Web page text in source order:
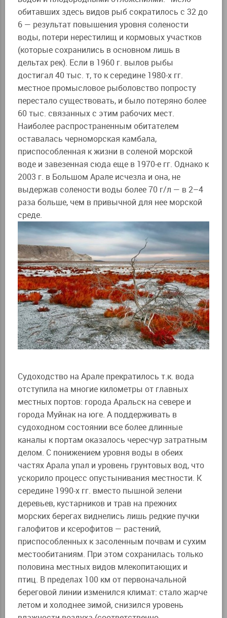
обитавших здесь видов рыб сократилось с 32 до
6 — результат повышения уровня солености
воды, потери нерестилищ и кормовых участков
(которые сохранились в основном лишь в
дельтах рек). Если в 1960 г. вылов рыбы
достигал 40 тыс. т, то к середине 1980-х гг.
местное промысловое рыболовство попросту
перестало существовать, и было потеряно более
60 тыс. связанных с этим рабочих мест.
Наиболее распространенным обитателем
оставалась черноморская камбала,
приспособленная к жизни в соленой морской
воде и завезенная сюда еще в 1970-е гг. Однако к
2003 г. в Большом Арале исчезла и она, не
выдержав солености воды более 70 г/л — в 2–4
раза больше, чем в привычной для нее морской
среде.
Судоходство на Арале прекратилось т.к. вода
отступила на многие километры от главных
местных портов: города Аральск на севере и
города Муйнак на юге. А поддерживать в
судоходном состоянии все более длинные
каналы к портам оказалось чересчур затратным
делом. С понижением уровня воды в обеих
частях Арала упал и уровень грунтовых вод, что
ускорило процесс опустынивания местности. К
середине 1990-х гг. вместо пышной зелени
деревьев, кустарников и трав на прежних
морских берегах виднелись лишь редкие пучки
галофитов и ксерофитов — растений,
приспособленных к засоленным почвам и сухим
местообитаниям. При этом сохранилась только
половина местных видов млекопитающих и
птиц. В пределах 100 км от первоначальной
береговой линии изменился климат: стало жарче
летом и холоднее зимой, снизился уровень